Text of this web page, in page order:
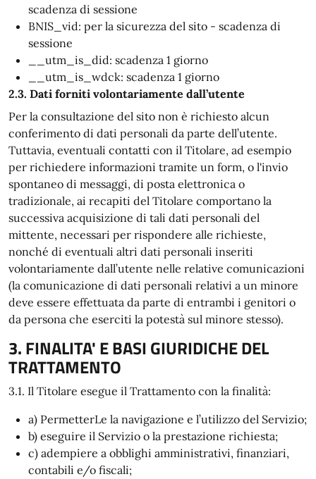
scadenza di sessione
BNIS_vid: per la sicurezza del sito - scadenza di
sessione
__utm_is_did: scadenza 1 giorno
__utm_is_wdck: scadenza 1 giorno
2.3. Dati forniti volontariamente dall’utente
Per la consultazione del sito non è richiesto alcun
conferimento di dati personali da parte dell’utente.
Tuttavia, eventuali contatti con il Titolare, ad esempio
per richiedere informazioni tramite un form, o l'invio
spontaneo di messaggi, di posta elettronica o
tradizionale, ai recapiti del Titolare comportano la
successiva acquisizione di tali dati personali del
mittente, necessari per rispondere alle richieste,
nonché di eventuali altri dati personali inseriti
volontariamente dall’utente nelle relative comunicazioni
(la comunicazione di dati personali relativi a un minore
deve essere effettuata da parte di entrambi i genitori o
da persona che eserciti la potestà sul minore stesso).
3. FINALITA' E BASI GIURIDICHE DEL
TRATTAMENTO
3.1. Il Titolare esegue il Trattamento con la finalità:
a) PermetterLe la navigazione e l’utilizzo del Servizio;
b) eseguire il Servizio o la prestazione richiesta;
c) adempiere a obblighi amministrativi, finanziari,
contabili e/o fiscali;